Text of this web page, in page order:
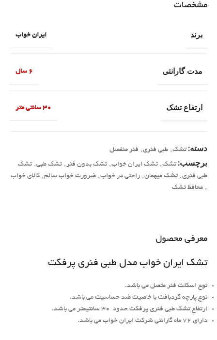
معرفی محصول
تشک ایران خواب مدل طبی فنری پرفکت
نوع اسکلت فنر متصل می باشد.
نوع پارچه گردبافت با خاصیت ضد حساسیت می باشد.
ارتفاع تشک طبی فنری پرفکت حدود ۳۰ سانتیمتر می باشد.
دارای ۷۲ ماه گارانتی شرکت ایران خواب می باشد.
مشخصات
برند ایران خواب
مدت گارانتی 6 سال
ارتفاع تشک 30 سانتی متر
دسته: تشک, طبی فنری, فنر منفصل
برچسب: تشک, تشک ایران خواب, تشک بدون فنر , تشک طبی, تشک
طبی فنری, تشک میهمان, راحتی در خواب, ضرورت خواب سالم, کالای خواب
, محافظ تشک